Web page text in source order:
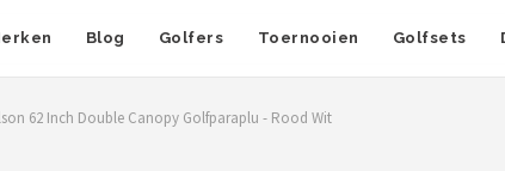
Blog Golfers Toernooien Golfsets
62 Inch Double Canopy Golfparaplu - Rood Wit